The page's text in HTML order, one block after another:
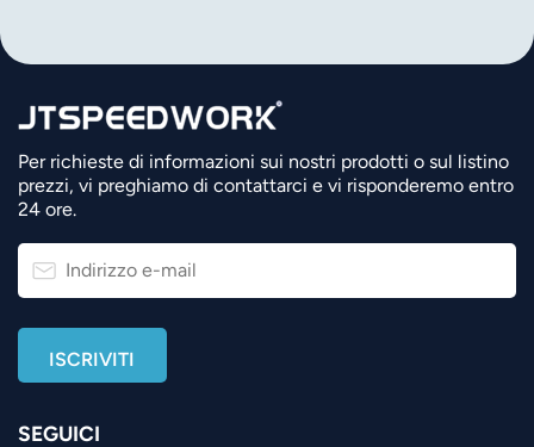
Per richieste di informazioni sui nostri prodotti o sul listino
prezzi, vi preghiamo di contattarci e vi risponderemo entro
24 ore.
SEGUICI